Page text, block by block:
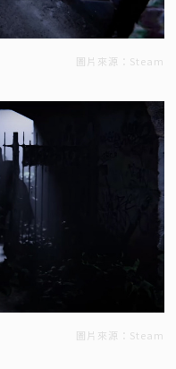
圖片來源：Steam
圖片來源：Steam